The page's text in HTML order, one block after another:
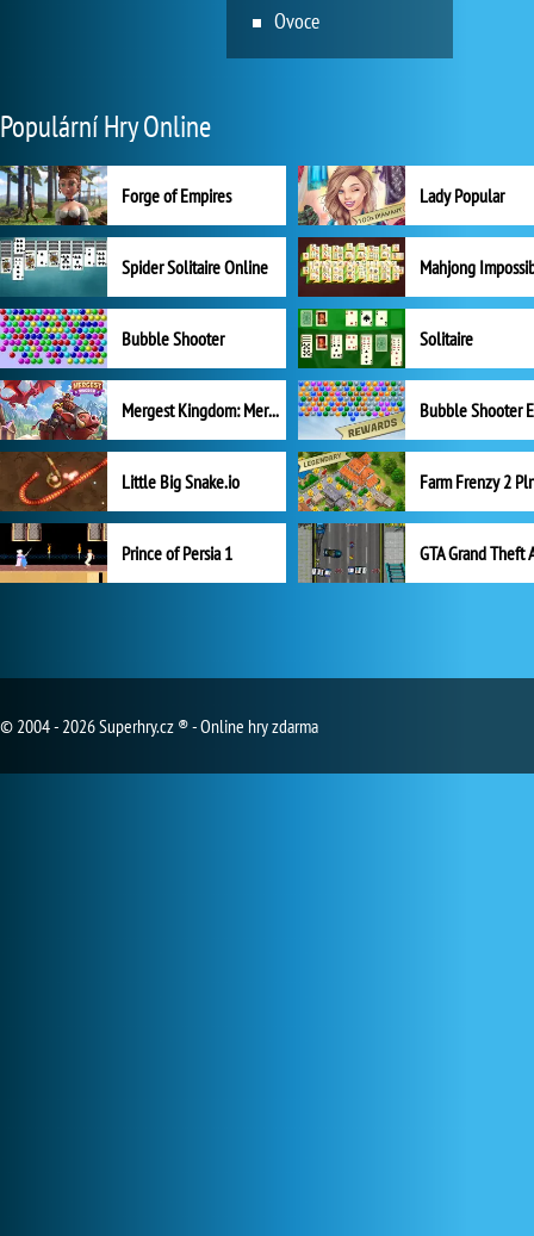
Ovoce
Populární Hry Online
Forge of Empires Lady Popular
Spider Solitaire Online Mahjong
Bubble Shooter Solitaire
Mergest Kingdom: Merge Puzzle
Little Big Snake.io
Prince of Persia 1 GTA Grand Theft
© 2004 - 2026 Superhry.cz ® - Online hry zdarma